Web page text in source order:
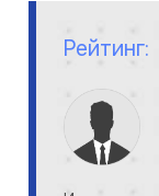
Рейтинг: